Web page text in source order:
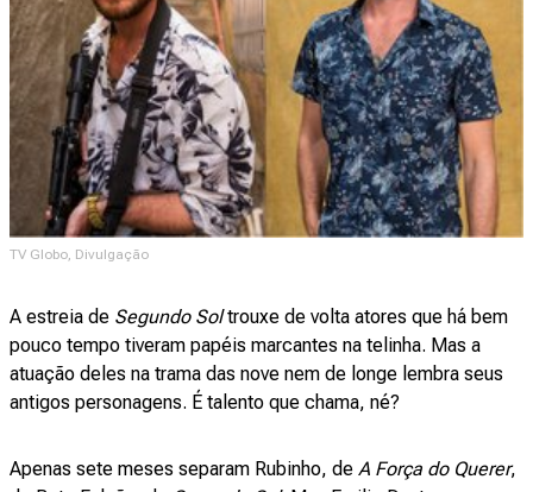
TV Globo, Divulgação
A estreia de Segundo Soltrouxe de volta atores que há bem
pouco tempo tiveram papéis marcantes na telinha. Mas a
atuação deles na trama das nove nem de longe lembra seus
antigos personagens. É talento que chama, né?
Apenas sete meses separam Rubinho, de A Força do Querer,